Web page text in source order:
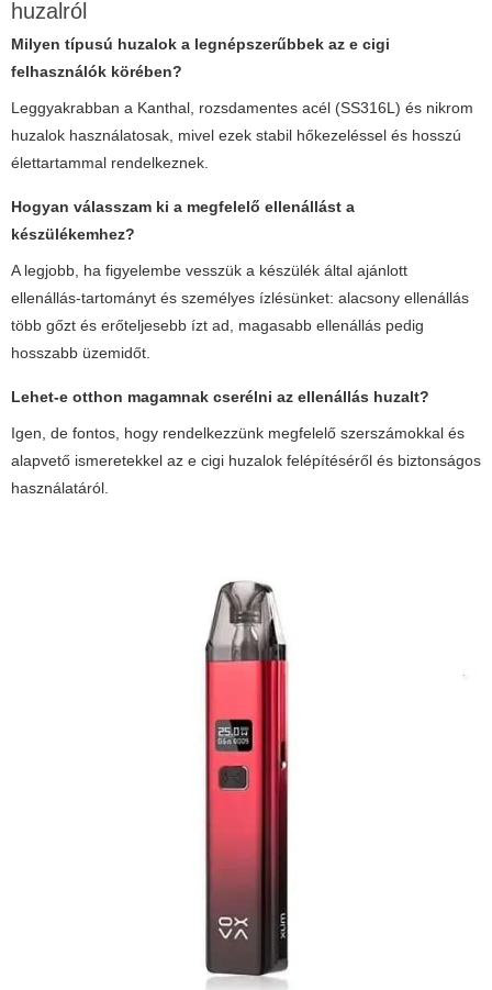
huzalról
Milyen típusú huzalok a legnépszerűbbek az e cigi
felhasználók körében?
Leggyakrabban a Kanthal, rozsdamentes acél (SS316L) és nikrom
huzalok használatosak, mivel ezek stabil hőkezeléssel és hosszú
élettartammal rendelkeznek.
Hogyan válasszam ki a megfelelő ellenállást a
készülékemhez?
A legjobb, ha figyelembe vesszük a készülék által ajánlott
ellenállás-tartományt és személyes ízlésünket: alacsony ellenállás
több gőzt és erőteljesebb ízt ad, magasabb ellenállás pedig
hosszabb üzemidőt.
Lehet-e otthon magamnak cserélni az ellenállás huzalt?
Igen, de fontos, hogy rendelkezzünk megfelelő szerszámokkal és
alapvető ismeretekkel az e cigi huzalok felépítéséről és biztonságos
használatáról.